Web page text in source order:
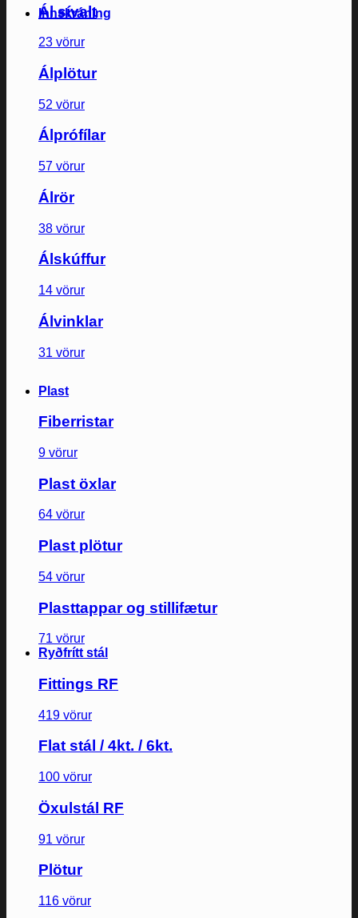
Innskráning
Ál sívalt
23 vörur
Álplötur
52 vörur
Álprófílar
57 vörur
Álrör
38 vörur
Álskúffur
14 vörur
Álvinklar
31 vörur
Plast
Fiberristar
9 vörur
Plast öxlar
64 vörur
Plast plötur
54 vörur
Plasttappar og stillifætur
71 vörur
Ryðfrítt stál
Fittings RF
419 vörur
Flat stál / 4kt. / 6kt.
100 vörur
Öxulstál RF
91 vörur
Plötur
116 vörur